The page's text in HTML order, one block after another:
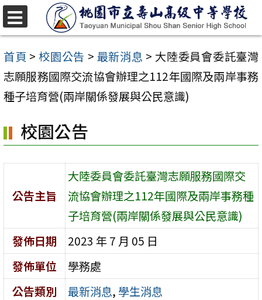
跳
至
主
要
內
區
首頁 > 校園公告 > 最新消息 > 大陸委員會委託臺灣
志願服務國際交流協會辦理之112年國際及兩岸事務
種子培育營(兩岸關係發展與公民意識)
校園公告
公告主旨
大陸委員會委託臺灣志願服務國際交
流協會辦理之112年國際及兩岸事務種
子培育營(兩岸關係發展與公民意識)
發佈日期
2023 年 7 月 05 日
發佈單位
學務處
公告類別
最新消息, 學生消息
選
單